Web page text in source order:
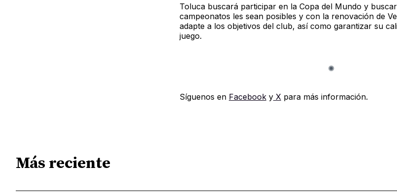
Toluca buscará participar en la Copa del Mundo y
campeonatos les sean posibles y con la renovación de
adapte a los objetivos del club, así como garantizar su
juego.
Síguenos en FacebookyX para más información.
Más reciente